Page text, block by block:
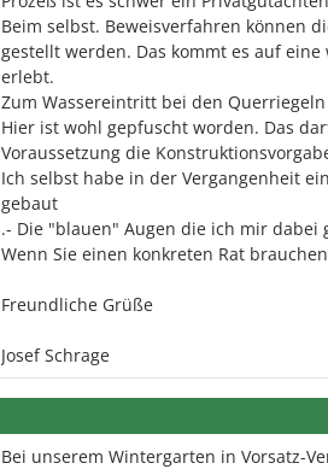
Beim selbst. Beweisverfahren können
gestellt werden. Das kommt es auf
erlebt.
Zum Wassereintritt bei den
Hier ist wohl gepfuscht worden. Das
Voraussetzung die
Ich selbst habe in der Vergangenheit
gebaut
.- Die "blauen" Augen die ich mir
Wenn Sie einen konkreten Rat
Freundliche Grüße
Josef Schrage
Bei unserem Wintergarten in Vorsatz-